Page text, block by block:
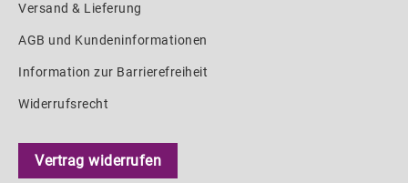
Versand & Lieferung
AGB und Kundeninformationen
Information zur Barrierefreiheit
Widerrufsrecht
Vertrag widerrufen